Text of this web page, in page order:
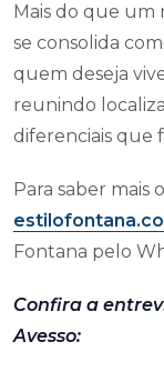
Mais do que
se consolida
quem deseja
reunindo
diferenciais que
Para saber mais
Fontana pelo
Confira a
Avesso: